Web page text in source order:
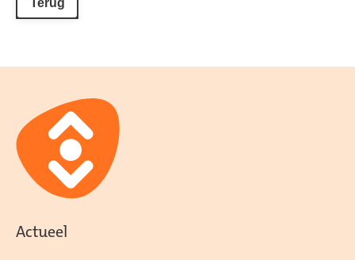
Terug
Actueel